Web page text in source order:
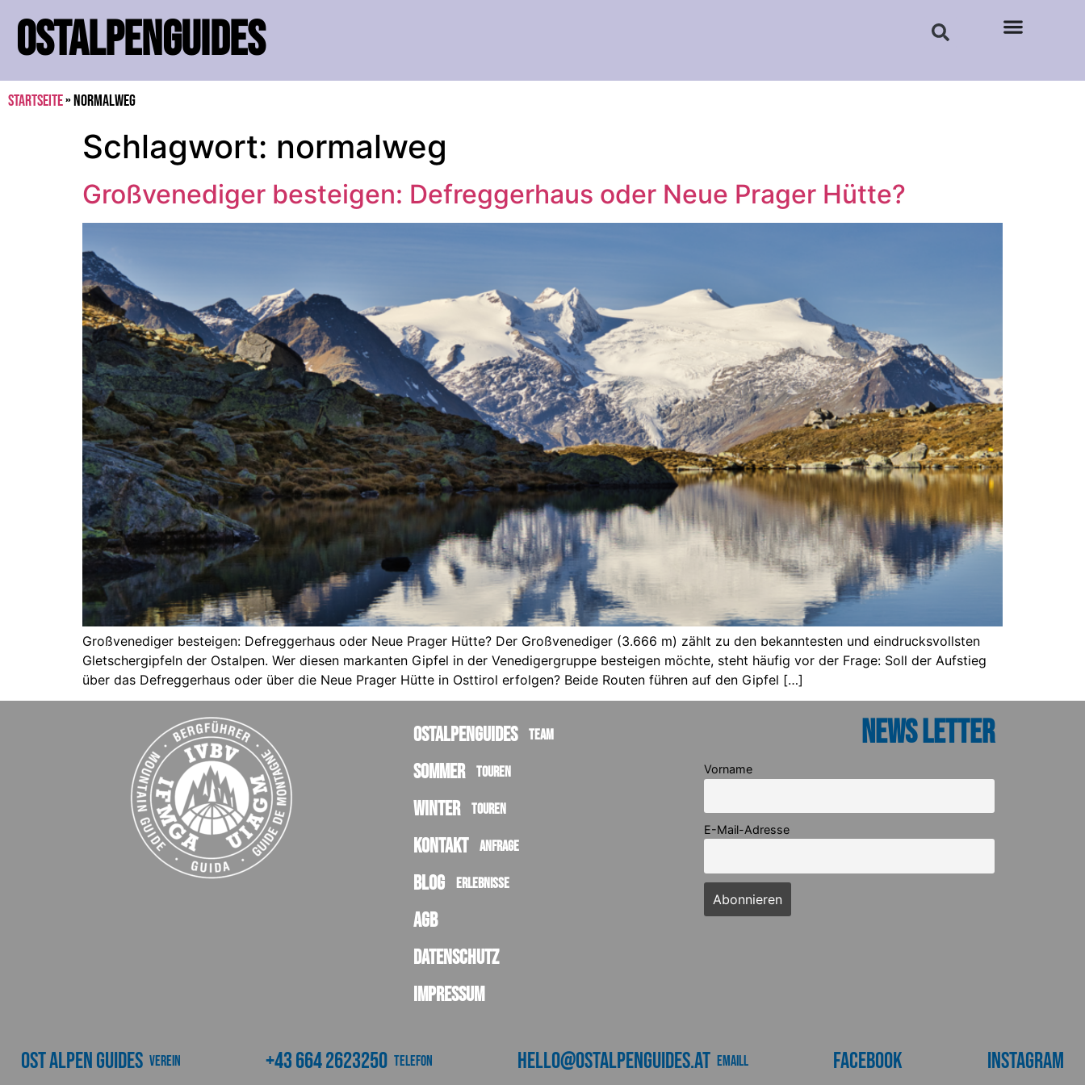
OSTALPENGUIDES
Startseite»normalweg
Schlagwort: normalweg
Großvenediger besteigen: Defreggerhaus oder Neue Prager Hütte?
Großvenediger besteigen: Defreggerhaus oder Neue Prager Hütte? Der Großvenediger (3.666 m) zählt zu den bekanntesten und eindrucksvollsten
Gletschergipfeln der Ostalpen. Wer diesen markanten Gipfel in der Venedigergruppe besteigen möchte, steht häufig vor der Frage: Soll der Aufstieg
über das Defreggerhaus oder über die Neue Prager Hütte in Osttirol erfolgen? Beide Routen führen auf den Gipfel […]
Ostalpenguides Team
Sommer Touren
Winter Touren
Kontakt Anfrage
Blog Erlebnisse
AGB
Datenschutz
Impressum
News Letter
Vorname
E-Mail-Adresse
Ost Alpen Guides Verein +43 664 2623250 Telefon hello@ostalpenguides.at emaill Facebook Instagram